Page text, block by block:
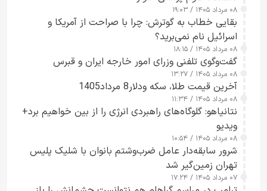
۰۸ مرداد ۱۴۰۵ / ۱۹:۰۳
بقایی خطاب به گوترش: چرا با صراحت از آمریکا و
اسرائیل نام نمی‌برید؟
۰۸ مرداد ۱۴۰۵ / ۱۸:۱۵
گفت‌وگوی تلفنی وزرای امور خارجه ایران و قبرس
۰۸ مرداد ۱۴۰۵ / ۱۳:۲۷
آخرین قیمت طلا، سکه ودلار8 مرداد1405
۰۸ مرداد ۱۴۰۵ / ۱۱:۳۴
نتانیاهو: گلوگاه‌های راهبردی انرژی را از بین خواهیم برد+
ویدیو
۰۸ مرداد ۱۴۰۵ / ۱۰:۵۴
شرور سابقه‌دار عامل ضرب‌وشتم بانوان با شلیک پلیس
تهران زمین‌گیر شد
۰۷ مرداد ۱۴۰۵ / ۱۷:۲۴